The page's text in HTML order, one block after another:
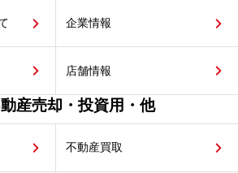
企業情報
店舗情報
産売却・投資用・他
不動産買取